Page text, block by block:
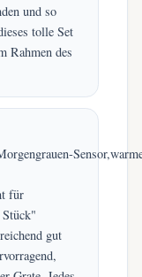
und so
tolle Set
Rahmen des
für
gut